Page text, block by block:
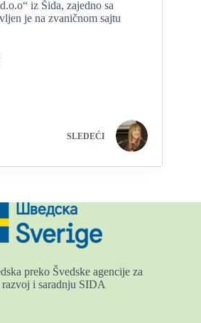
iz Šida, zajedno sa
je na zvaničnom sajtu
SLEDEĆI
preko Švedske agencije za
i saradnju SIDA